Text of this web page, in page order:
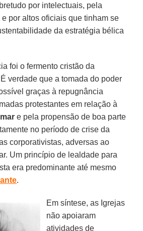
por intelectuais, pela
por altos oficiais que tinham se
da estratégia bélica
foi o fermento cristão da
verdade que a tomada do poder
graças à repugnância
protestantes em relação à
e pela propensão de boa parte
no período de crise da
corporativistas, adversas ao
Um princípio de lealdade para
era predominante até mesmo
.
Em síntese, as Igrejas
não apoiaram
atividades de